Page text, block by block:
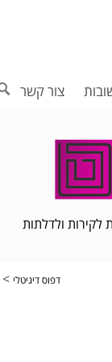
צור קשר
לקירות ולדלתות
דפוס דיגיטלי >